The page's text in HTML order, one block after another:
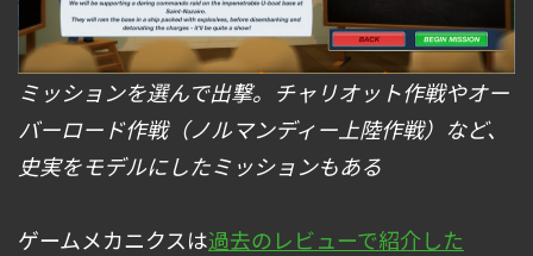
ミッションを選んで出撃。チャリオット作戦やオー
バーロード作戦（ノルマンディー上陸作戦）など、
史実をモデルにしたミッションもある
ゲームメカニクスは過去のレビューで紹介した